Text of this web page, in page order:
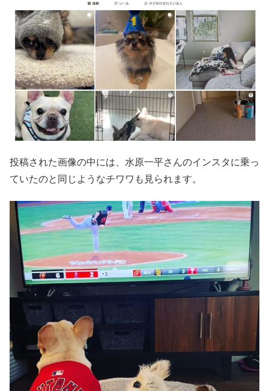
投稿された画像の中には、水原一平さんのインスタに乗っ
ていたのと同じようなチワワも見られます。